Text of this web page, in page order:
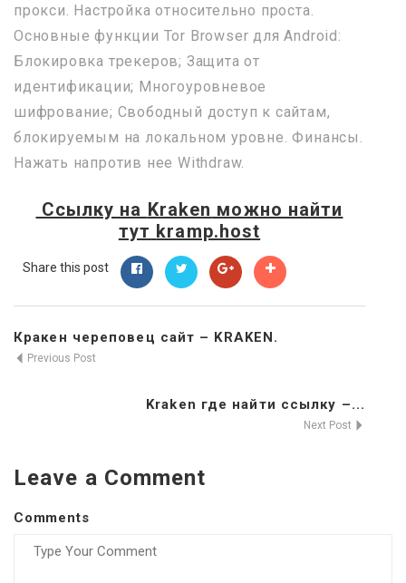
прокси. Настройка относительно проста.
Основные функции Tor Browser для Android:
Блокировка трекеров; Защита от
идентификации; Многоуровневое
шифрование; Свободный доступ к сайтам,
блокируемым на локальном уровне. Финансы.
Нажать напротив нее Withdraw.
Ссылку на Kraken можно найти
тут kramp.host
Share this post
Кракен череповец сайт – KRAKEN.
Previous Post
Kraken где найти ссылку –...
Next Post
Leave a Comment
Comments